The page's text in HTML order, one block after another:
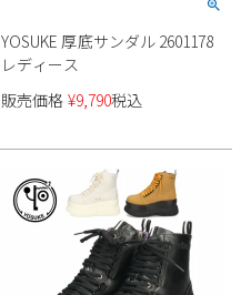
YOSUKE 厚底サンダル 2601178
レディース
販売価格 ¥9,790税込